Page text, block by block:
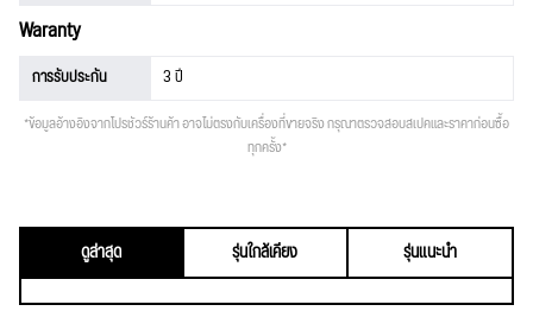
Waranty
การรับประกัน 3 ปี
*ข้อมูลอ้างอิงจากโปรชัวร์ร้านค้า อาจไม่ตรงกับเครื่องที่ขายจริง กรุณาตรวจสอบสเปคและราคาก่อนซื้อ
ทุกครั้ง*
ดูล่าสุด รุ่นใกล้เคียง รุ่นแนะนำ